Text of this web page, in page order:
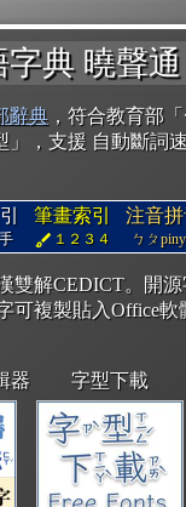
典 曉聲通
辭典 ，符合教育部
，支援 自動斷詞
手
筆畫索引
１２３４
注音
ㄅㄆ
雙解CEDICT。開
可複製貼入Office
器 字型下載